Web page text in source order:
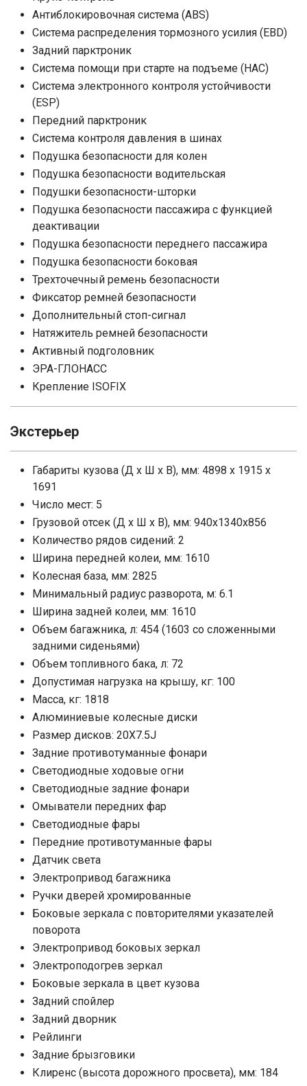
Антиблокировочная система (ABS)
Система распределения тормозного усилия (EBD)
Задний парктроник
Система помощи при старте на подъеме (HAC)
Система электронного контроля устойчивости
(ESP)
Передний парктроник
Система контроля давления в шинах
Подушка безопасности для колен
Подушка безопасности водительская
Подушки безопасности-шторки
Подушка безопасности пассажира с функцией
деактивации
Подушка безопасности переднего пассажира
Подушка безопасности боковая
Трехточечный ремень безопасности
Фиксатор ремней безопасности
Дополнительный стоп-сигнал
Натяжитель ремней безопасности
Активный подголовник
ЭРА-ГЛОНАСС
Крепление ISOFIX
Экстерьер
Габариты кузова (Д x Ш x В), мм: 4898 x 1915 x
1691
Число мест: 5
Грузовой отсек (Д х Ш х В), мм: 940x1340x856
Количество рядов сидений: 2
Ширина передней колеи, мм: 1610
Колесная база, мм: 2825
Минимальный радиус разворота, м: 6.1
Ширина задней колеи, мм: 1610
Объем багажника, л: 454 (1603 со сложенными
задними сиденьями)
Объем топливного бака, л: 72
Допустимая нагрузка на крышу, кг: 100
Масса, кг: 1818
Алюминиевые колесные диски
Размер дисков: 20X7.5J
Задние противотуманные фонари
Светодиодные ходовые огни
Cветодиодные задние фонари
Омыватели передних фар
Светодиодные фары
Передние противотуманные фары
Датчик света
Электропривод багажника
Ручки дверей хромированные
Боковые зеркала с повторителями указателей
поворота
Электропривод боковых зеркал
Электроподогрев зеркал
Боковые зеркала в цвет кузова
Задний спойлер
Задний дворник
Рейлинги
Задние брызговики
Клиренс (высота дорожного просвета), мм: 184